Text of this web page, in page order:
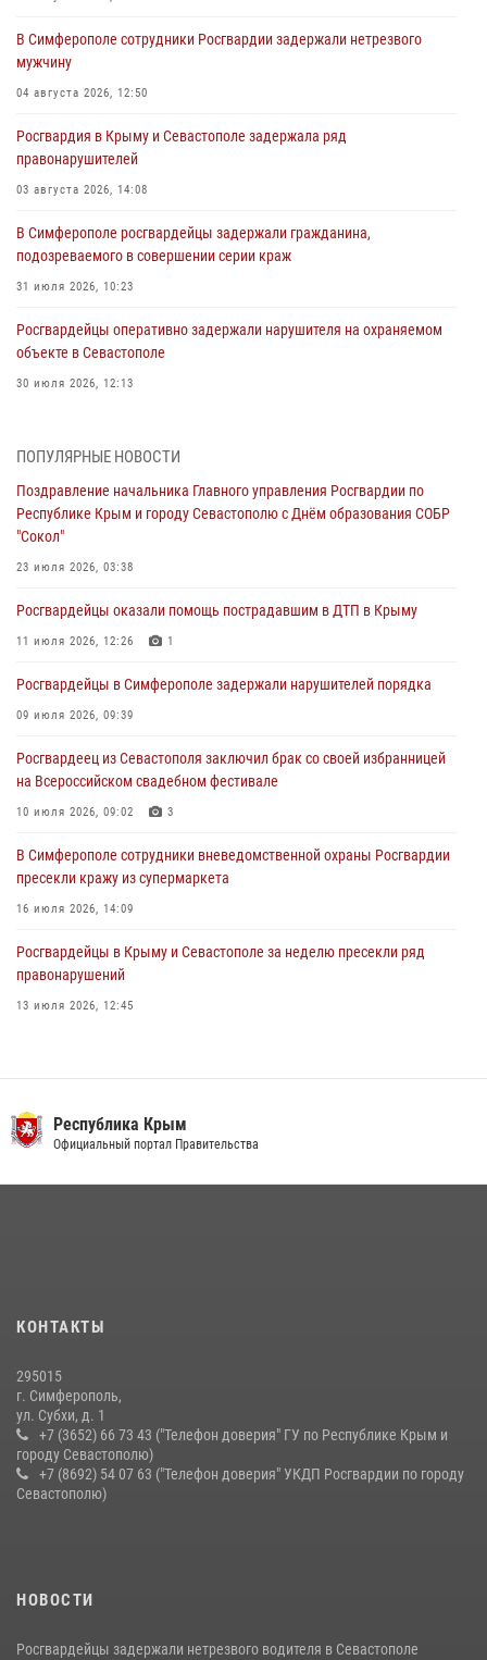
В Симферополе сотрудники Росгвардии задержали нетрезвого
мужчину
04 августа 2026, 12:50
Росгвардия в Крыму и Севастополе задержала ряд
правонарушителей
03 августа 2026, 14:08
В Симферополе росгвардейцы задержали гражданина,
подозреваемого в совершении серии краж
31 июля 2026, 10:23
Росгвардейцы оперативно задержали нарушителя на охраняемом
объекте в Севастополе
30 июля 2026, 12:13
охраняемом объекте
Росгвардейцы Крыма и Севастополя отметили День Крещения Руси
в краже из гипермаркета
24 июля 2026, 12:21
Поздравление начальника Главного управления Росгвардии по
Республике Крым и городу Севастополю с Днём образования СОБР
23 июля 2026, 03:38
ПОПУЛЯРНЫЕ НОВОСТИ
Поздравление начальника Главного управления Росгвардии по
Республике Крым и городу Севастополю с Днём образования СОБР
"Сокол"
23 июля 2026, 03:38
Росгвардейцы оказали помощь пострадавшим в ДТП в Крыму
11 июля 2026, 12:26 1
Росгвардейцы в Симферополе задержали нарушителей порядка
09 июля 2026, 09:39
Росгвардеец из Севастополя заключил брак со своей избранницей
на Всероссийском свадебном фестивале
10 июля 2026, 09:02 3
В Симферополе сотрудники вневедомственной охраны Росгвардии
пресекли кражу из супермаркета
16 июля 2026, 14:09
Росгвардейцы в Крыму и Севастополе за неделю пресекли ряд
правонарушений
13 июля 2026, 12:45
В Ялте росгвардейцы задержали подозреваемого в краже
В крымской столице росгвардейцы задержали подозреваемую в
10 июля 2026, 15:10
Республика Крым
Официальный портал Правительства
КОНТАКТЫ
295015
г. Симферополь,
ул. Субхи, д. 1
+7 (3652) 66 73 43 ("Телефон доверия" ГУ по Республике Крым и
городу Севастополю)
+7 (8692) 54 07 63 ("Телефон доверия" УКДП Росгвардии по городу
Севастополю)
НОВОСТИ
Росгвардейцы задержали нетрезвого водителя в Севастополе